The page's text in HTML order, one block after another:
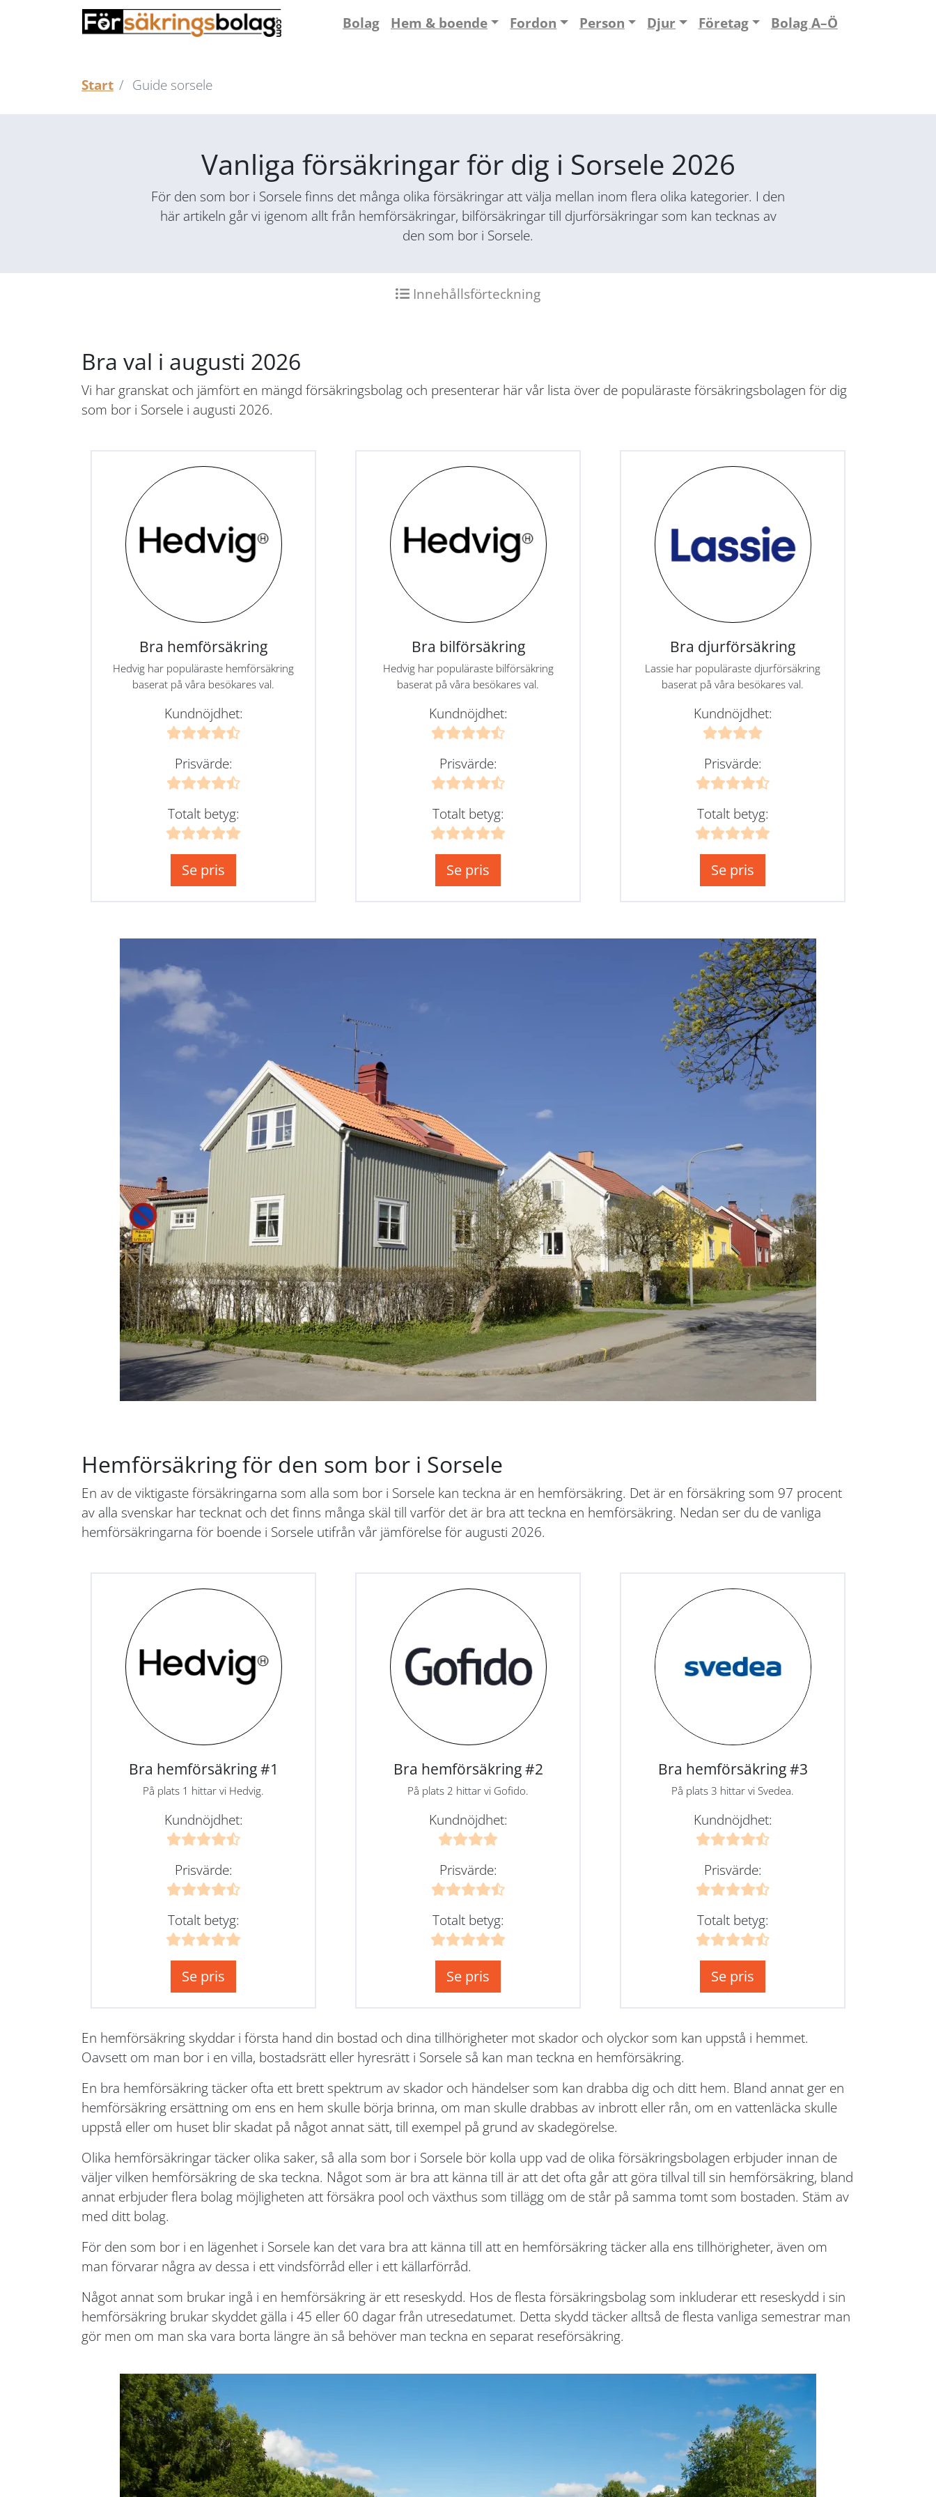
Bolag Hem & boende Fordon Person Djur Företag Bolag A–Ö
Start Guide sorsele
Vanliga försäkringar för dig i Sorsele 2026
För den som bor i Sorsele finns det många olika försäkringar att välja mellan inom flera olika kategorier. I den
här artikeln går vi igenom allt från hemförsäkringar, bilförsäkringar till djurförsäkringar som kan tecknas av
den som bor i Sorsele.
Innehållsförteckning
Bra val i augusti 2026
Vi har granskat och jämfört en mängd försäkringsbolag och presenterar här vår lista över de populäraste försäkringsbolagen för dig
som bor i Sorsele i augusti 2026.
Bra hemförsäkring
Hedvig har populäraste hemförsäkring
baserat på våra besökares val.
Kundnöjdhet:
Prisvärde:
Totalt betyg:
Se pris
Bra bilförsäkring
Hedvig har populäraste bilförsäkring
baserat på våra besökares val.
Kundnöjdhet:
Prisvärde:
Totalt betyg:
Se pris
Bra djurförsäkring
Lassie har populäraste djurförsäkring
baserat på våra besökares val.
Kundnöjdhet:
Prisvärde:
Totalt betyg:
Se pris
Hemförsäkring för den som bor i Sorsele
En av de viktigaste försäkringarna som alla som bor i Sorsele kan teckna är en hemförsäkring. Det är en försäkring som 97 procent
av alla svenskar har tecknat och det finns många skäl till varför det är bra att teckna en hemförsäkring. Nedan ser du de vanliga
hemförsäkringarna för boende i Sorsele utifrån vår jämförelse för augusti 2026.
Bra hemförsäkring #1
På plats 1 hittar vi Hedvig.
Kundnöjdhet:
Prisvärde:
Totalt betyg:
Se pris
Bra hemförsäkring #2
På plats 2 hittar vi Gofido.
Kundnöjdhet:
Prisvärde:
Totalt betyg:
Se pris
Bra hemförsäkring #3
På plats 3 hittar vi Svedea.
Kundnöjdhet:
Prisvärde:
Totalt betyg:
Se pris
En hemförsäkring skyddar i första hand din bostad och dina tillhörigheter mot skador och olyckor som kan uppstå i hemmet.
Oavsett om man bor i en villa, bostadsrätt eller hyresrätt i Sorsele så kan man teckna en hemförsäkring.
En bra hemförsäkring täcker ofta ett brett spektrum av skador och händelser som kan drabba dig och ditt hem. Bland annat ger en
hemförsäkring ersättning om ens en hem skulle börja brinna, om man skulle drabbas av inbrott eller rån, om en vattenläcka skulle
uppstå eller om huset blir skadat på något annat sätt, till exempel på grund av skadegörelse.
Olika hemförsäkringar täcker olika saker, så alla som bor i Sorsele bör kolla upp vad de olika försäkringsbolagen erbjuder innan de
väljer vilken hemförsäkring de ska teckna. Något som är bra att känna till är att det ofta går att göra tillval till sin hemförsäkring, bland
annat erbjuder flera bolag möjligheten att försäkra pool och växthus som tillägg om de står på samma tomt som bostaden. Stäm av
med ditt bolag.
För den som bor i en lägenhet i Sorsele kan det vara bra att känna till att en hemförsäkring täcker alla ens tillhörigheter, även om
man förvarar några av dessa i ett vindsförråd eller i ett källarförråd.
Något annat som brukar ingå i en hemförsäkring är ett reseskydd. Hos de flesta försäkringsbolag som inkluderar ett reseskydd i sin
hemförsäkring brukar skyddet gälla i 45 eller 60 dagar från utresedatumet. Detta skydd täcker alltså de flesta vanliga semestrar man
gör men om man ska vara borta längre än så behöver man teckna en separat reseförsäkring.